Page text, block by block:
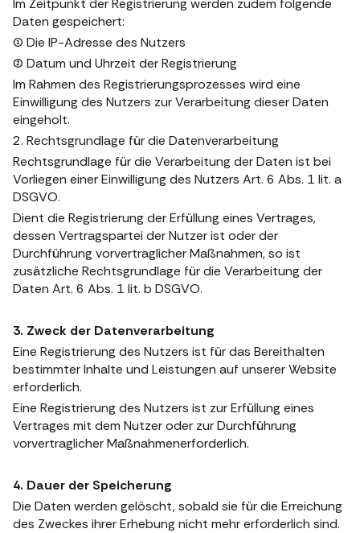
Im Zeitpunkt der Registrierung werden zudem folgende
Daten gespeichert:
(1) Die IP-Adresse des Nutzers
(2) Datum und Uhrzeit der Registrierung
Im Rahmen des Registrierungsprozesses wird eine
Einwilligung des Nutzers zur Verarbeitung dieser Daten
eingeholt.
2. Rechtsgrundlage für die Datenverarbeitung
Rechtsgrundlage für die Verarbeitung der Daten ist bei
Vorliegen einer Einwilligung des Nutzers Art. 6 Abs. 1 lit. a
DSGVO.
Dient die Registrierung der Erfüllung eines Vertrages,
dessen Vertragspartei der Nutzer ist oder der
Durchführung vorvertraglicher Maßnahmen, so ist
zusätzliche Rechtsgrundlage für die Verarbeitung der
Daten Art. 6 Abs. 1 lit. b DSGVO.
3. Zweck der Datenverarbeitung
Eine Registrierung des Nutzers ist für das Bereithalten
bestimmter Inhalte und Leistungen auf unserer Website
erforderlich.
Eine Registrierung des Nutzers ist zur Erfüllung eines
Vertrages mit dem Nutzer oder zur Durchführung
vorvertraglicher Maßnahmenerforderlich.
4. Dauer der Speicherung
Die Daten werden gelöscht, sobald sie für die Erreichung
des Zweckes ihrer Erhebung nicht mehr erforderlich sind.